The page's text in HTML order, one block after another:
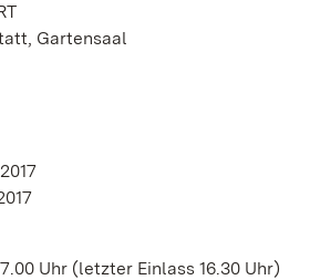
Gartensaal
Uhr (letzter Einlass 16.30 Uhr)